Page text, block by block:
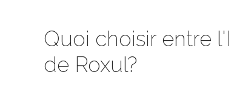
Quoi choisir entre
de Roxul?